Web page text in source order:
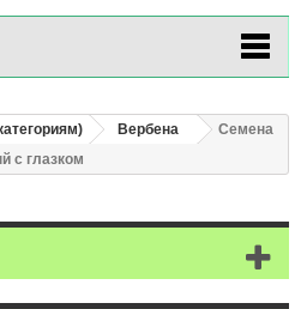
Вербена
Семена
с глазком